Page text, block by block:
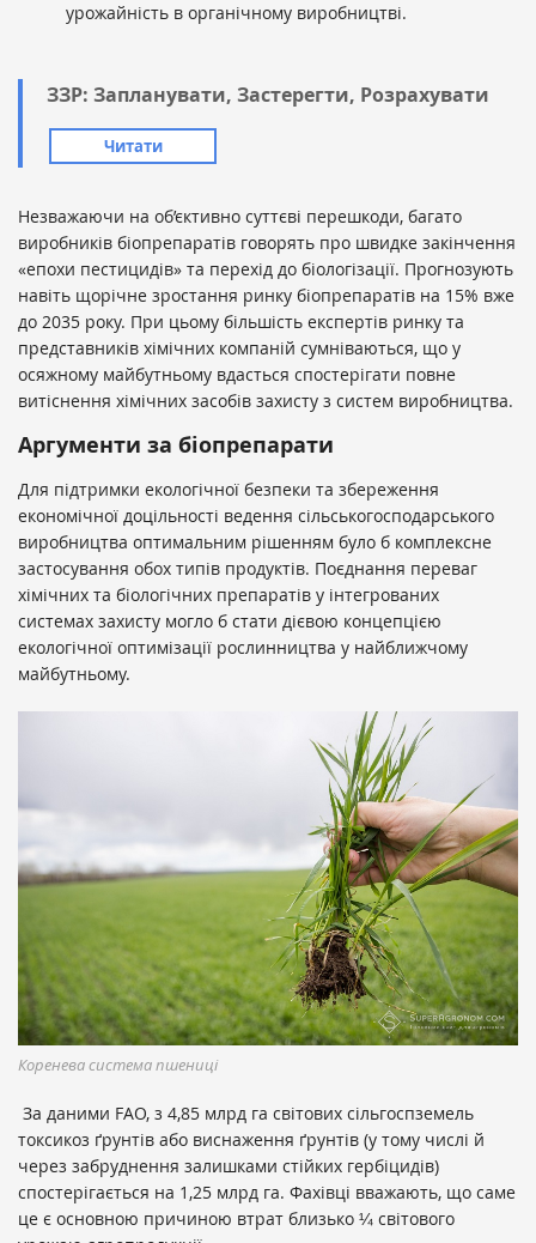
урожайність в органічному виробництві.
ЗЗР: Запланувати, Застерегти, Розрахувати
Читати
Незважаючи на об’єктивно суттєві перешкоди, багато
виробників біопрепаратів говорять про швидке закінчення
«епохи пестицидів» та перехід до біологізації. Прогнозують
навіть щорічне зростання ринку біопрепаратів на 15% вже
до 2035 року. При цьому більшість експертів ринку та
представників хімічних компаній сумніваються, що у
осяжному майбутньому вдасться спостерігати повне
витіснення хімічних засобів захисту з систем виробництва.
Аргументи за біопрепарати
Для підтримки екологічної безпеки та збереження
економічної доцільності ведення сільськогосподарського
виробництва оптимальним рішенням було б комплексне
застосування обох типів продуктів. Поєднання переваг
хімічних та біологічних препаратів у інтегрованих
системах захисту могло б стати дієвою концепцією
екологічної оптимізації рослинництва у найближчому
майбутньому.
Коренева система пшениці
За даними FAO, з 4,85 млрд га світових сільгоспземель
токсикоз ґрунтів або виснаження ґрунтів (у тому числі й
через забруднення залишками стійких гербіцидів)
спостерігається на 1,25 млрд га. Фахівці вважають, що саме
це є основною причиною втрат близько ¼ світового